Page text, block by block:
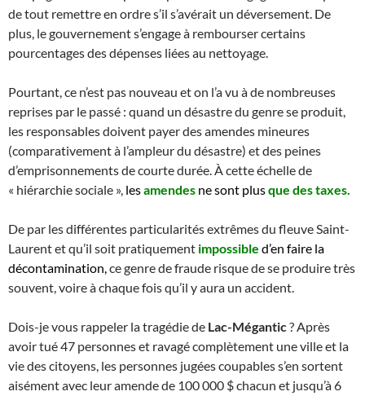
de tout remettre en ordre s’il s’avérait un déversement. De
plus, le gouvernement s’engage à rembourser certains
pourcentages des dépenses liées au nettoyage.
Pourtant, ce n’est pas nouveau et on l’a vu à de nombreuses
reprises par le passé : quand un désastre du genre se produit,
les responsables doivent payer des amendes mineures
(comparativement à l’ampleur du désastre) et des peines
d’emprisonnements de courte durée. À cette échelle de
« hiérarchie sociale », lesamendes ne sont plusque des taxes.
De par les différentes particularités extrêmes du fleuve Saint-
Laurent et qu’il soit pratiquement impossible d’en faire la
décontamination,ce genre de fraude risque de se produire très
souvent, voire à chaque fois qu’il y aura un accident.
Dois-je vous rappeler la tragédie de Lac-Mégantic? Après
avoir tué 47 personnes et ravagé complètement une ville et la
vie des citoyens, les personnes jugées coupables s’en sortent
aisément avec leur amende de 100 000 $ chacun et jusqu’à 6